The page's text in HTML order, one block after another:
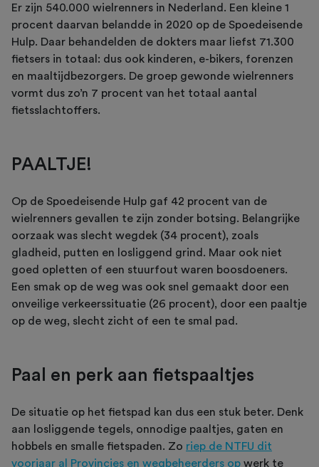
Er zijn 540.000 wielrenners in Nederland. Een kleine 1
procent daarvan belandde in 2020 op de Spoedeisende
Hulp. Daar behandelden de dokters maar liefst 71.300
fietsers in totaal: dus ook kinderen, e-bikers, forenzen
en maaltijdbezorgers. De groep gewonde wielrenners
vormt dus zo’n 7 procent van het totaal aantal
fietsslachtoffers.
PAALTJE!
Op de Spoedeisende Hulp gaf 42 procent van de
wielrenners gevallen te zijn zonder botsing. Belangrijke
oorzaak was slecht wegdek (34 procent), zoals
gladheid, putten en losliggend grind. Maar ook niet
goed opletten of een stuurfout waren boosdoeners.
Een smak op de weg was ook snel gemaakt door een
onveilige verkeerssituatie (26 procent), door een paaltje
op de weg, slecht zicht of een te smal pad.
Paal en perk aan fietspaaltjes
De situatie op het fietspad kan dus een stuk beter. Denk
aan losliggende tegels, onnodige paaltjes, gaten en
hobbels en smalle fietspaden. Zo riep de NTFU dit
voorjaar al Provincies en wegbeheerders op werk te